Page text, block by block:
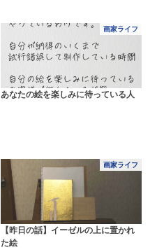
画家ライフ
あなたの絵を楽しみに待っている人
画家ライフ
【昨日の話】イーゼルの上に置かれ
た絵